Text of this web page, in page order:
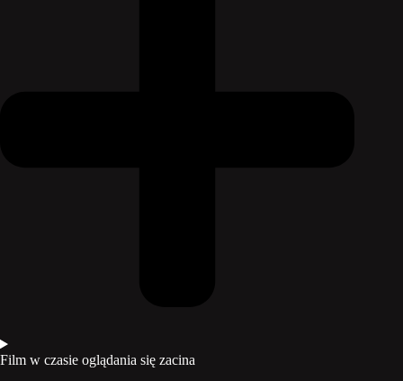
Film w czasie oglądania się zacina